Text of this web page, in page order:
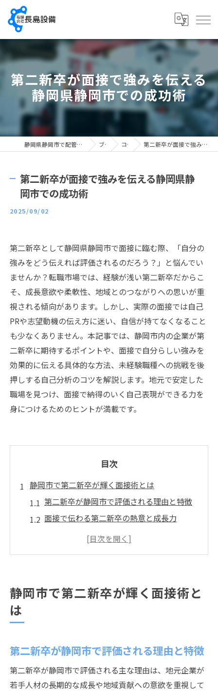
第二新卒が面接で強みを伝える
静岡県静岡市での成功術
静岡県静岡市で配管工の求人なら有限会社長島設備 ブログ コラム 第二新卒が面接で強みを伝える静岡県静岡市での成功術
第二新卒が面接で強みを伝える静岡県静
岡市での成功術
2025/09/02
第二新卒として静岡県静岡市で面接に臨む際、「自分の
強みをどう伝えれば評価されるのだろう？」と悩んでい
ませんか？転職市場では、経験が浅い第二新卒だからこ
そ、成長意欲や柔軟性、地域とのつながりへの思いが重
視される傾向があります。しかし、実際の面接では自己
PRや志望動機の伝え方に迷い、自信が持てなくなること
も少なくありません。本記事では、静岡市内の企業が第
二新卒に期待するポイントや、面接で自分らしい強みを
効果的に伝える具体的な方法、未経験職種への挑戦を後
押しする自己分析のコツを解説します。地元で安定した
職場を見つけ、面接で納得のいく自己表現ができる力を
身につけるためのヒントが満載です。
目次
静岡市で第二新卒が輝く面接術とは
第二新卒が静岡市で評価される理由と特徴
面接で伝わる第二新卒の熱意と成長力
静岡市企業が第二新卒に求める資質とは
面接後の第二新卒の行動が結果を左右する
柔軟性を活かす第二新卒の自己PR戦略
未経験を強みに変える第二新卒の表現術
静岡市企業に響く柔軟性重視のアピール方
法
静岡市で第二新卒が輝く面接術と
は
第二新卒が静岡市で評価される理由と特徴
第二新卒が静岡市で評価される主な理由は、地元企業が
若手人材の長期的な成長や地域貢献への意欲を重視して